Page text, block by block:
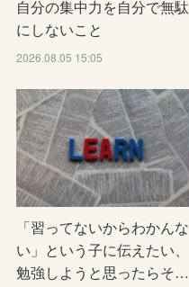
自分の集中力を自分で無駄
にしないこと
2026.08.05 15:05
「習ってないからわかんな
い」という子に伝えたい、
勉強しようと思ったらそ…